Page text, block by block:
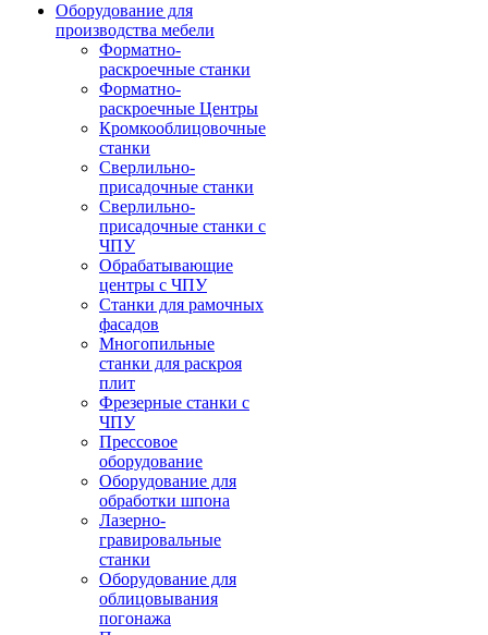
Оборудование для
производства мебели
Форматно-
раскроечные станки
Форматно-
раскроечные Центры
Кромкооблицовочные
станки
Сверлильно-
присадочные станки
Сверлильно-
присадочные станки с
ЧПУ
Обрабатывающие
центры с ЧПУ
Станки для рамочных
фасадов
Многопильные
станки для раскроя
плит
Фрезерные станки с
ЧПУ
Прессовое
оборудование
Оборудование для
обработки шпона
Лазерно-
гравировальные
станки
Оборудование для
облицовывания
погонажа